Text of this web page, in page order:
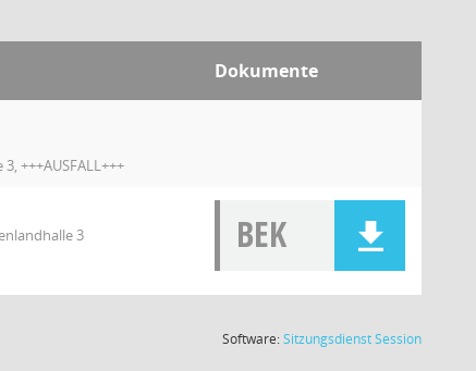
Dokumente
+++AUSFALL+++
3 BEK
Software:SitzungsdienstSession(Wird in